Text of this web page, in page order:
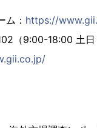
ム： https://
（9:00-18:00 土日